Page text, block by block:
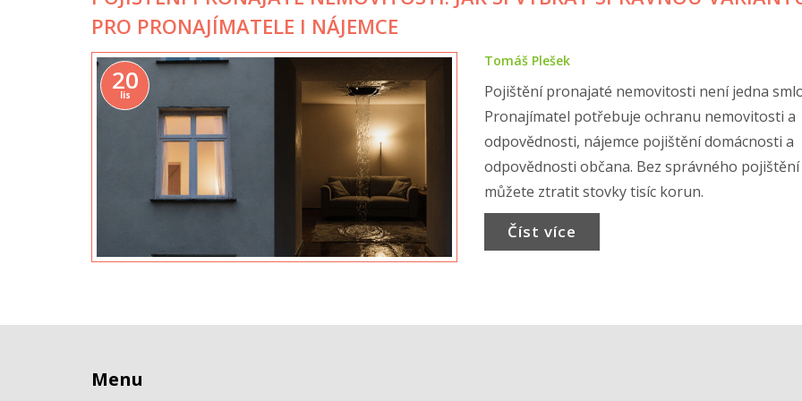
PRO PRONAJÍMATELE I NÁJEMCE
20
lis
Tomáš Plešek
Pojištění pronajaté nemovitosti není jedna
Pronajímatel potřebuje ochranu nemovitosti a
odpovědnosti, nájemce pojištění domácnosti a
odpovědnosti občana. Bez správného pojištění
můžete ztratit stovky tisíc korun.
Číst více
Menu